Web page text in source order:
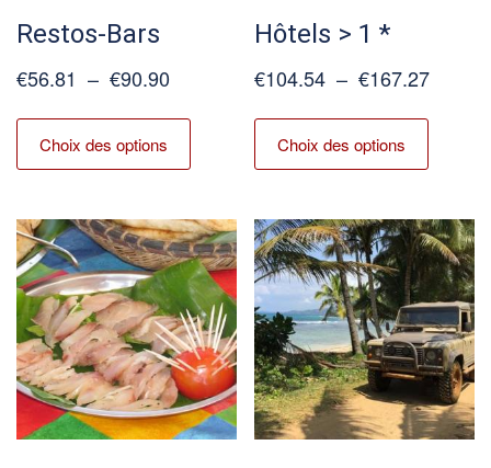
Restos-Bars
€56.81 – €90.90
€90.90
Choix des options
Ce
a
variations.
Les
options
peuvent
être
choisies
sur
la
page
Hôtels > 1 *
€104.54 – €167.27Plage
Choix des options
Ce
a
Les
options
peuvent
être
choisies
sur
la
page